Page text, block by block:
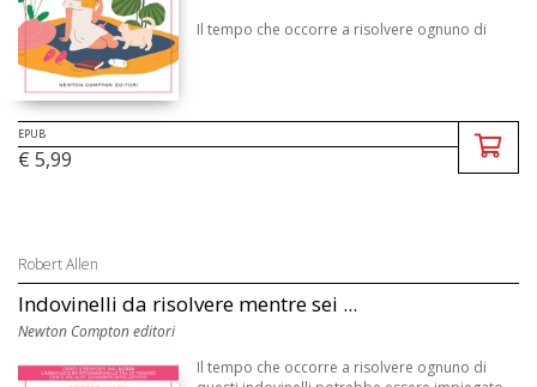
Il tempo che occorre a risolvere ognuno di
EPUB
€ 5,99
Robert Allen
Indovinelli da risolvere mentre sei ...
Newton Compton editori
Il tempo che occorre a risolvere ognuno di